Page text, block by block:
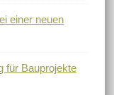
einer neuen
für Bauprojekte